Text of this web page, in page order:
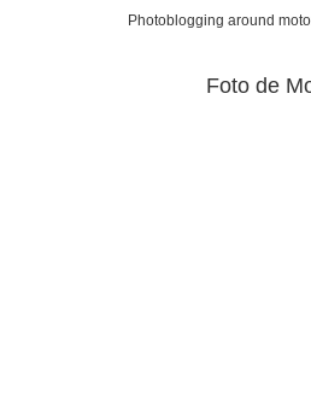
Photoblogging around
Foto de